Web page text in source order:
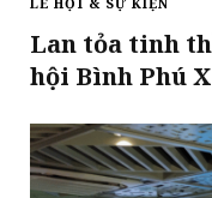
Lan tỏa tinh
hội Bình Phú